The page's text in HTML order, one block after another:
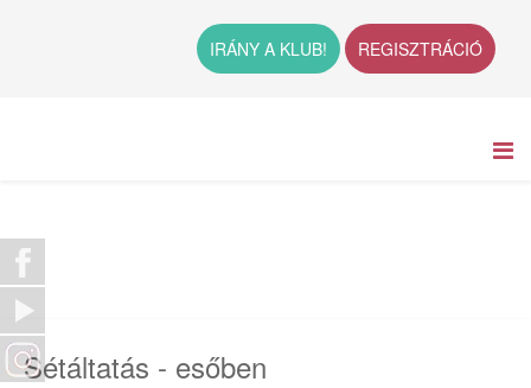
IRÁNY A KLUB! REGISZTRÁCIÓ
Sétáltatás - esőben